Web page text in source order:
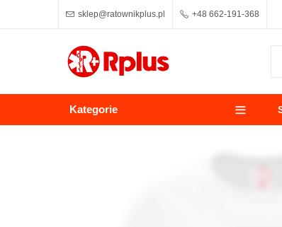
sklep@ratownikplus.pl +48 662-191-368
Kategorie